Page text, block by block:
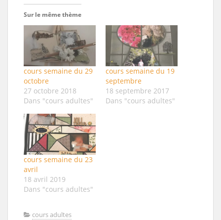
Sur le même thème
cours semaine du 29
octobre
27 octobre 2018
Dans "cours adultes"
cours semaine du 19
septembre
18 septembre 2017
Dans "cours adultes"
cours semaine du 23
avril
18 avril 2019
Dans "cours adultes"
cours adultes